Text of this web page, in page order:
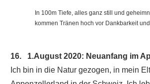
In 100m Tiefe, alles ganz still und
kommen Tränen hoch vor Dankbarkeit
16. 1.August 2020: Neuanfang im
Ich bin in die Natur gezogen, in mein